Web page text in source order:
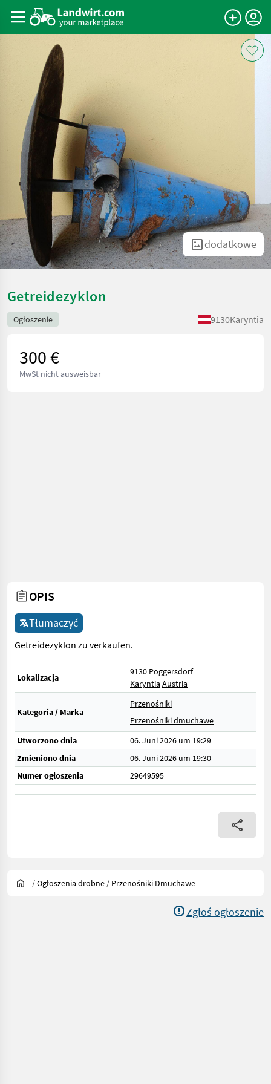
dodatkowe
Getreidezyklon
Ogłoszenie 9130Karyntia
300 €
MwSt nicht ausweisbar
OPIS
Tłumaczyć
Getreidezyklon zu verkaufen.
Lokalizacja
9130 Poggersdorf
Karyntia Austria
Kategoria / Marka
Przenośniki
Przenośniki dmuchawe
Utworzono dnia
06. Juni 2026 um 19:29
Zmieniono dnia
06. Juni 2026 um 19:30
Numer ogłoszenia
29649595
/Ogłoszenia drobne / Przenośniki Dmuchawe
Zgłoś ogłoszenie